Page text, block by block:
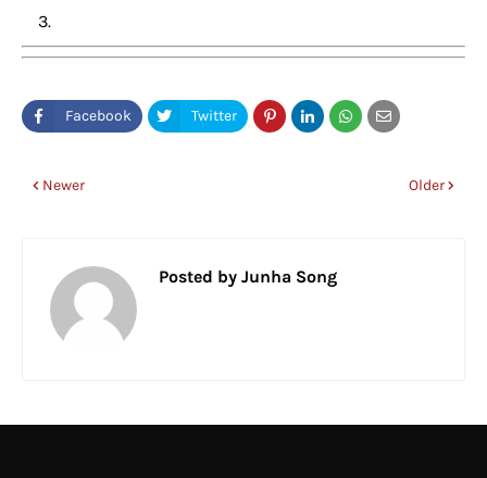
Newer Older
Posted by Junha Song